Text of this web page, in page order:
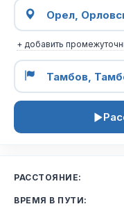
+ добавить
РАССТОЯНИЕ:
ВРЕМЯ В ПУТИ: